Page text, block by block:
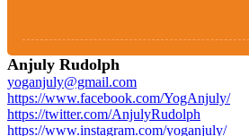
Anjuly Rudolph
yoganjuly@gmail.com
https://www.facebook.com/YogAnjuly/
https://twitter.com/AnjulyRudolph
https://www.instagram.com/yoganjuly/